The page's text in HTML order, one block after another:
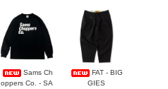
Sams Ch
oppers Co. - SA
FAT - BIG
GIES